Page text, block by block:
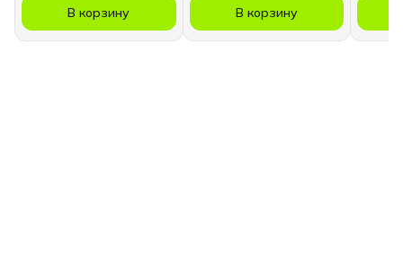
В корзину
В корзину